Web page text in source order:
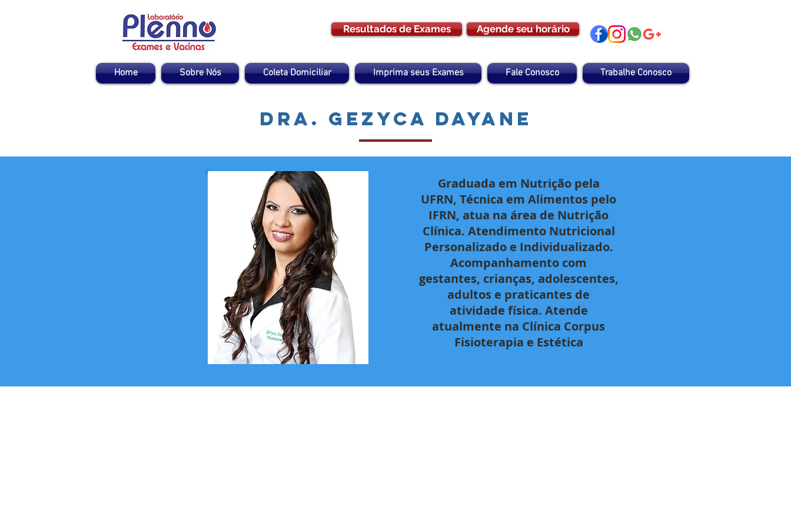
Resultados de Exames Agende seu horário
Home Sobre Nós Coleta Domiciliar Imprima seus Exames Fale Conosco Trabalhe Conosco
Dra. Gezyca Dayane
Graduada em Nutrição pela
UFRN, Técnica em Alimentos pelo
IFRN, atua na área de Nutrição
Clínica. Atendimento Nutricional
Personalizado e Individualizado.
Acompanhamento com
gestantes, crianças, adolescentes,
adultos e praticantes de
atividade física. Atende
atualmente na Clínica Corpus
Fisioterapia e Estética